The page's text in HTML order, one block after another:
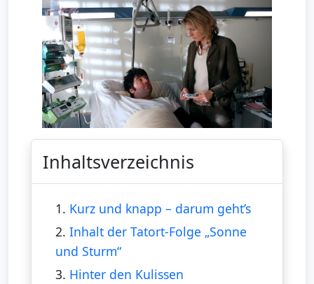
Inhaltsverzeichnis
1. Kurz und knapp – darum geht’s
2. Inhalt der Tatort-Folge „Sonne
und Sturm“
3. Hinter den Kulissen